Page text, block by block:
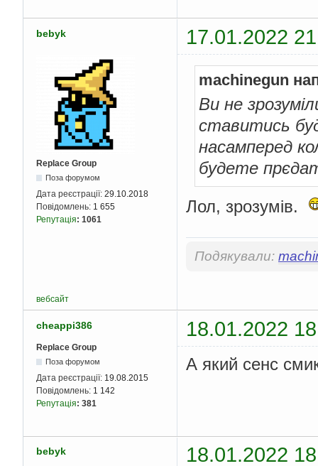
bebyk 17.01.2022
Replace Group
Поза форумом
Дата реєстрації: 29.10.2018
Повідомлень: 1 655
Репутація: 1061
machinegun
Ви не
ставитись
насамперед
будете
Лол, зрозумів.
Подякували:
вебсайт
cheappi386 18.01.2022
Replace Group
Поза форумом
Дата реєстрації: 19.08.2015
Повідомлень: 1 142
Репутація: 381
А який сенс
bebyk 18.01.2022